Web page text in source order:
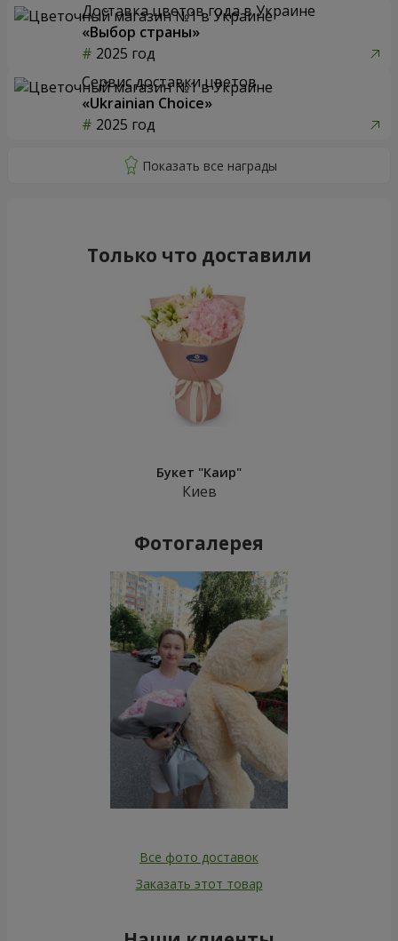
Доставка цветов года в Украине
«Выбор страны»
2025 год
Сервис доставки цветов
«Ukrainian Choice»
2025 год
Только что доставили
Букет "Каир"
Киев
Фотогалерея
Все фото доставок
Заказать этот товар